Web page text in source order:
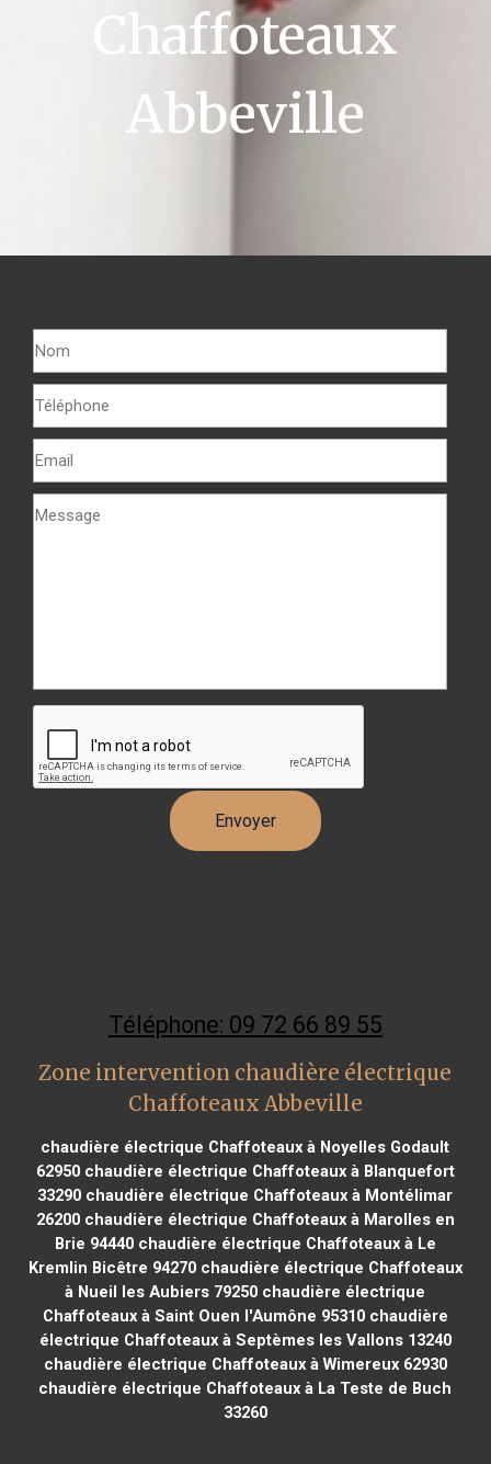
Chaffoteaux
Abbeville
Téléphone: 09 72 66 89 55
Zone intervention chaudière électrique
Chaffoteaux Abbeville
chaudière électrique Chaffoteaux à Noyelles Godault
62950chaudière électrique Chaffoteaux à Blanquefort
33290 chaudière électrique Chaffoteaux à Montélimar
26200chaudière électrique Chaffoteaux à Marolles en
Brie 94440chaudière électrique Chaffoteaux à Le
Kremlin Bicêtre 94270chaudière électrique Chaffoteaux
à Nueil les Aubiers 79250 chaudière électrique
Chaffoteaux à Saint Ouen l'Aumône 95310chaudière
électrique Chaffoteaux à Septèmes les Vallons 13240
chaudière électrique Chaffoteaux à Wimereux 62930
chaudière électrique Chaffoteaux à La Teste de Buch
33260